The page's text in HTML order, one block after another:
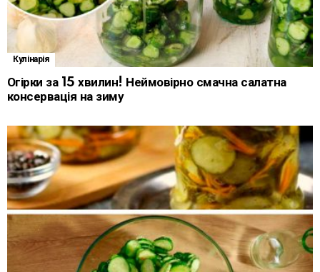
Кулінарія
Огірки за 15 хвилин! Неймовірно смачна салатна
консервація на зиму